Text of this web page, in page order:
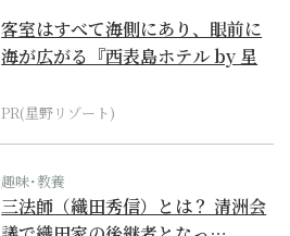
客室はすべて海側にあり、眼前に
海が広がる『西表島ホテル by 星
PR(星野リゾート)
趣味･教養
三法師（織田秀信）とは？ 清洲会